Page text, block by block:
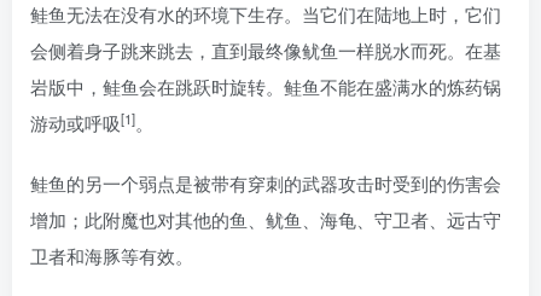
鲑鱼无法在没有水的环境下生存。当它们在陆地上时，它们
会侧着身子跳来跳去，直到最终像鱿鱼一样脱水而死。在基
岩版中，鲑鱼会在跳跃时旋转。鲑鱼不能在盛满水的炼药锅
游动或呼吸[1]。
鲑鱼的另一个弱点是被带有穿刺的武器攻击时受到的伤害会
增加；此附魔也对其他的鱼、鱿鱼、海龟、守卫者、远古守
卫者和海豚等有效。